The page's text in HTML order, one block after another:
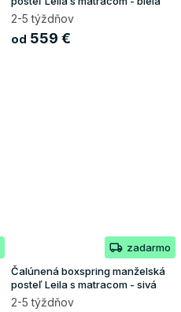
2-5 týždňov
od 559 €
zadarmo
Čalúnená boxspring manželská
posteľ Leila s matracom - sivá
2-5 týždňov